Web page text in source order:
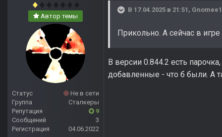
Автор темы
Статус
Не в сети
Группа
Сталкеры
Репутация
9
Сообщений
3
Регистрация
04.06.2022
В 17.04.2025 в 21:51,
Прикольно. А сейчас в
В версии 0.844.2 есть
добавленные - что б были. А